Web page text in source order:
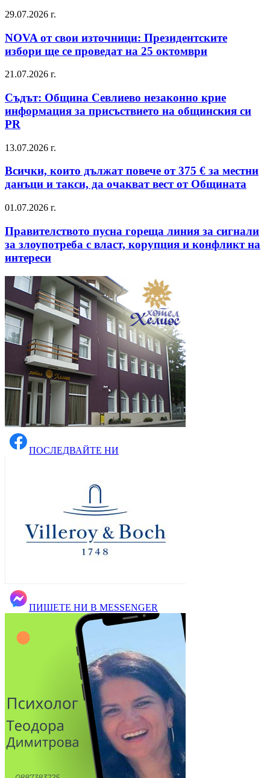
29.07.2026 г.
NOVA от свои източници: Президентските
избори ще се проведат на 25 октомври
21.07.2026 г.
Съдът: Община Севлиево незаконно крие
информация за присъствието на общинския си
PR
13.07.2026 г.
Всички, които дължат повече от 375 € за местни
данъци и такси, да очакват вест от Общината
01.07.2026 г.
Правителството пусна гореща линия за сигнали
за злоупотреба с власт, корупция и конфликт на
интереси
ПОСЛЕДВАЙТЕ НИ
ПИШЕТЕ НИ В MESSENGER